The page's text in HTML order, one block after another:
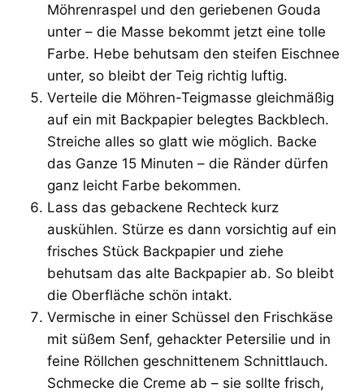
Möhrenraspel und den geriebenen Gouda
unter – die Masse bekommt jetzt eine tolle
Farbe. Hebe behutsam den steifen Eischnee
unter, so bleibt der Teig richtig luftig.
Verteile die Möhren-Teigmasse gleichmäßig
auf ein mit Backpapier belegtes Backblech.
Streiche alles so glatt wie möglich. Backe
das Ganze 15 Minuten – die Ränder dürfen
ganz leicht Farbe bekommen.
Lass das gebackene Rechteck kurz
auskühlen. Stürze es dann vorsichtig auf ein
frisches Stück Backpapier und ziehe
behutsam das alte Backpapier ab. So bleibt
die Oberfläche schön intakt.
Vermische in einer Schüssel den Frischkäse
mit süßem Senf, gehackter Petersilie und in
feine Röllchen geschnittenem Schnittlauch.
Schmecke die Creme ab – sie sollte frisch,